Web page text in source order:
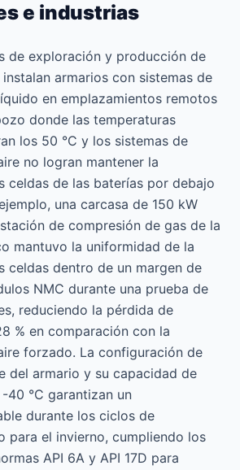
e industrias
de exploración y producción de
armarios con sistemas de
en emplazamientos remotos
donde las temperaturas
los 50 °C y los sistemas de
no logran mantener la
celdas de las baterías por debajo
una carcasa de 150 kW
de compresión de gas de la
mantuvo la uniformidad de la
celdas dentro de un margen de
NMC durante una prueba de
reduciendo la pérdida de
% en comparación con la
forzado. La configuración de
del armario y su capacidad de
40 °C garantizan un
durante los ciclos de
para el invierno, cumpliendo los
API 6A y API 17D para